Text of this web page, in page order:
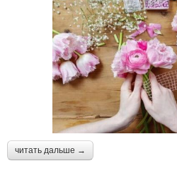
читать дальше →